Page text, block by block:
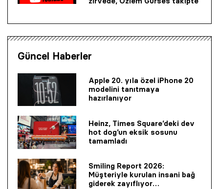
Güncel Haberler
Apple 20. yıla özel iPhone 20
modelini tanıtmaya
hazırlanıyor
Heinz, Times Square’deki dev
hot dog’un eksik sosunu
tamamladı
Smiling Report 2026:
Müşteriyle kurulan insani bağ
giderek zayıflıyor…